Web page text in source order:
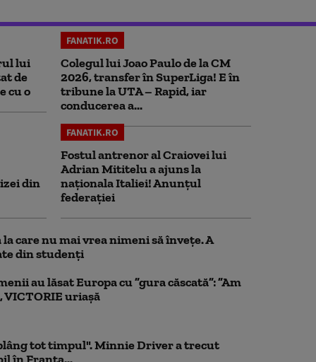
lui
de
cu o
FANATIK.RO
Colegul lui Joao Paulo de la CM
2026, transfer în SuperLiga! E în
tribune la UTA – Rapid, iar
conducerea a...
din
FANATIK.RO
Fostul antrenor al Craiovei lui
Adrian Mititelu a ajuns la
naționala Italiei! Anunțul
federației
care nu mai vrea nimeni să înveţe. A
din studenţi
au lăsat Europa cu ”gura căscată”: ”Am
VICTORIE uriașă
tot timpul". Minnie Driver a trecut